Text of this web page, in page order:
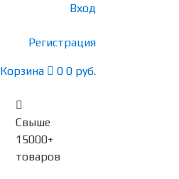
Вход
Регистрация
Корзина 0 0 руб.
Свыше
15000+
товаров